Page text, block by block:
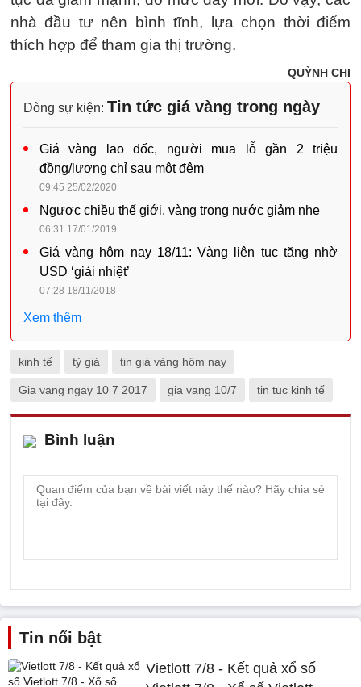
nhà đầu tư nên bình tĩnh, lựa chọn thời điểm
thích hợp để tham gia thị trường.
QUỲNH CHI
Dòng sự kiện: Tin tức giá vàng trong ngày
Giá vàng lao dốc, người mua lỗ gần 2 triệu
đồng/lượng chỉ sau một đêm
09:45 25/02/2020
Ngược chiều thế giới, vàng trong nước giảm nhẹ
06:31 17/01/2019
Giá vàng hôm nay 18/11: Vàng liên tục tăng nhờ
USD ‘giải nhiệt’
07:28 18/11/2018
Xem thêm
kinh tế tỷ giá tin giá vàng hôm nay
Gia vang ngay 10 7 2017 gia vang 10/7 tin tuc kinh tế
Bình luận
Tin nổi bật
Vietlott 7/8 - Kết quả xổ số